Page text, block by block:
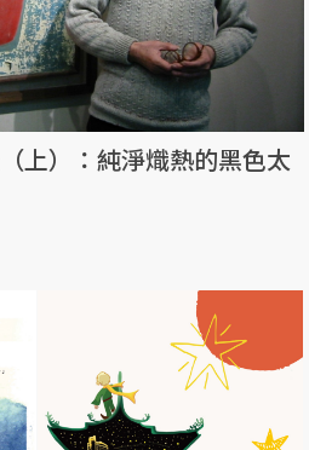
上）：純淨熾熱的黑色太